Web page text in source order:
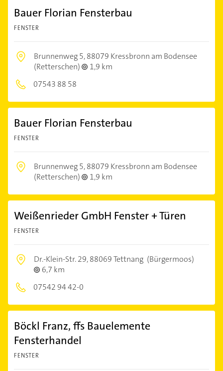
Bauer Florian Fensterbau
FENSTER
Brunnenweg 5,88079 Kressbronn am Bodensee
(Retterschen)
1,9 km
07543 88 58
Bauer Florian Fensterbau
FENSTER
Brunnenweg 5,88079 Kressbronn am Bodensee
(Retterschen)
1,9 km
Weißenrieder GmbH Fenster + Türen
FENSTER
Dr.-Klein-Str. 29,88069 Tettnang (Bürgermoos)
6,7 km
07542 94 42-0
Böckl Franz, ffs Bauelemente
Fensterhandel
FENSTER